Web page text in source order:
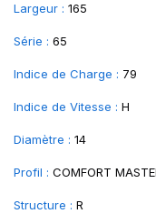
Largeur : 165
Série : 65
Indice de Charge : 79
Indice de Vitesse : H
Diamètre : 14
Profil : COMFORT
Structure : R